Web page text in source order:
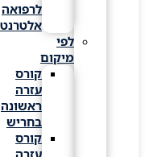
לרפואה
אלטרנטיבית
לפי
מיקום
קורס
עזרה
ראשונה
בחריש
קורס
עזרה